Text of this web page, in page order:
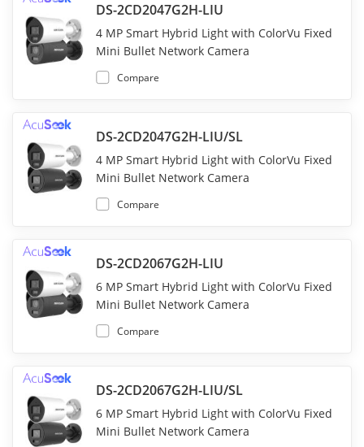
DS-2CD2047G2H-LIU
4 MP Smart Hybrid Light with ColorVu Fixed
Mini Bullet Network Camera
Compare
DS-2CD2047G2H-LIU/SL
4 MP Smart Hybrid Light with ColorVu Fixed
Mini Bullet Network Camera
Compare
DS-2CD2067G2H-LIU
6 MP Smart Hybrid Light with ColorVu Fixed
Mini Bullet Network Camera
Compare
DS-2CD2067G2H-LIU/SL
6 MP Smart Hybrid Light with ColorVu Fixed
Mini Bullet Network Camera